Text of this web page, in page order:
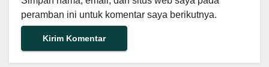
peramban ini untuk komentar saya berikutnya.